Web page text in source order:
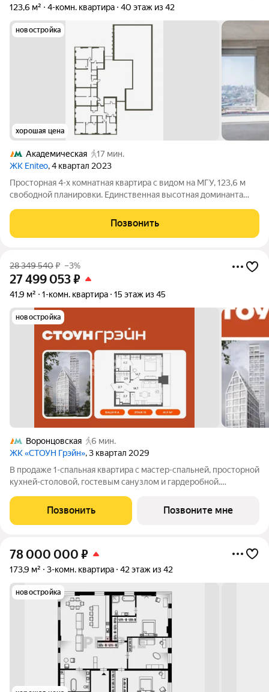
123,6 м² 4-комн. квартира 40 этаж из 42
новостройка
хорошая цена
Академическая
17 мин.
ЖК Eniteo, 4 квартал 2023
Просторная 4-х комнатная квартира с видом на МГУ, 123,6 м
свободной планировки. Единственная высотная доминанта
западном административном округе (ЮЗАО). Квартира на 40
этаже с панорамными окнами в пол
Позвонить
28 349 540₽ –3%
27 499 053₽
41,9 м² 1-комн. квартира 15 этаж из 45
новостройка
Воронцовская
6 мин.
ЖК «СТОУН Грэйн», 3 квартал 2029
В продаже 1-спальная квартира с мастер-спальней, просторной
кухней-столовой, гостевым санузлом и гардеробной.
выходящие на солнечную сторону. Квартира с 1 спальней
идеально подойдет для семейной пары или
Позвонить Позвоните мне
78 000 000 ₽
173,9 м² 3-комн. квартира 42 этаж из 42
новостройка